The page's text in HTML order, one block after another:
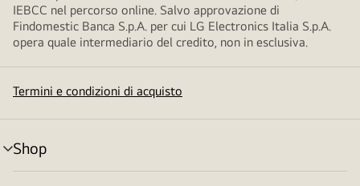
IEBCC nel percorso online. Salvo approvazione di
Findomestic Banca S.p.A. per cui LG Electronics Italia S.p.A.
opera quale intermediario del credito, non in esclusiva.
Termini e condizioni di acquisto
Shop
Attivazione
menu